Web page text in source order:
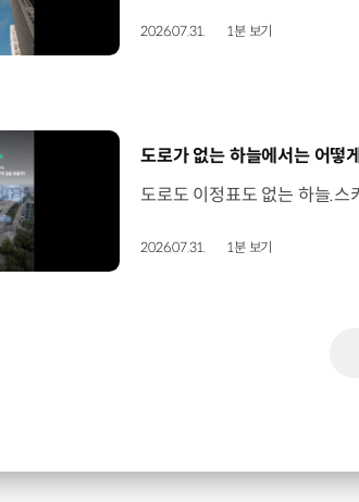
2026.07.31. 1분 보기
[동영상]
도로가 없는 하늘에서는 어떻
2026.07.31. 1분 보기